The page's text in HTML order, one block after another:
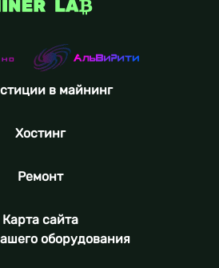
в майнинг
Хостинг
Ремонт
Карта сайта
оборудования